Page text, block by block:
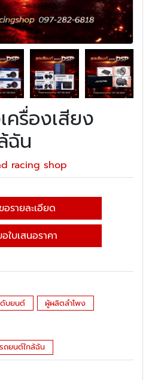
รื่องเสียง
ฉัน
racing shop
อรายละเอียด
ใบเสนอราคา
บยนต์ ผู้ผลิตลำโพง
ถยนต์ใกล้ฉัน